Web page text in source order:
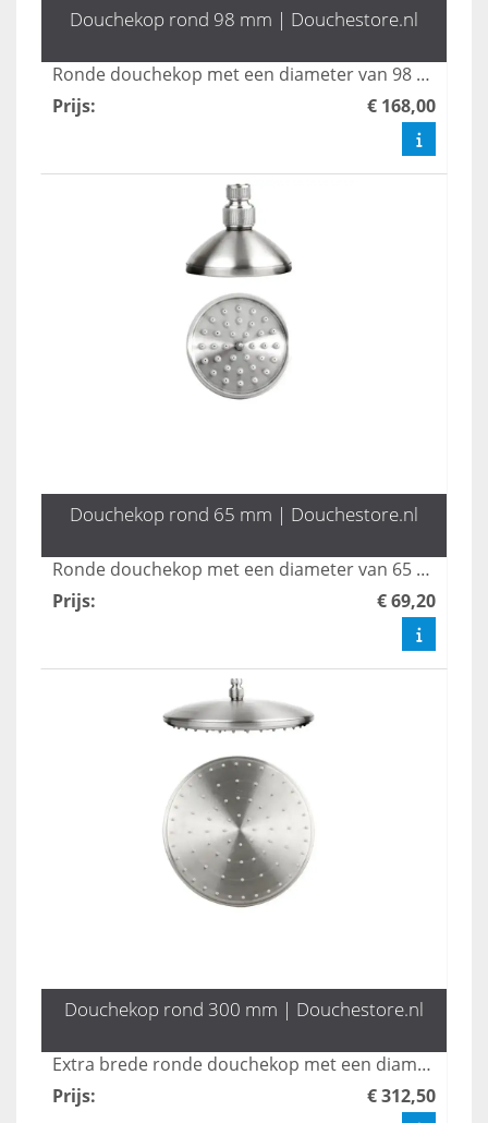
Douchekop rond 98 mm | Douchestore.nl
Ronde douchekop met een diameter van 98 mm. Van rvs 304.
Prijs: € 168,00
Douchekop rond 65 mm | Douchestore.nl
Ronde douchekop met een diameter van 65 mm. Van rvs 304. Maak uw keuze uit een douchearm en douchekraan en stel zo uw eigen doucheset voor uw tuindouche of badkamer samen.
Prijs: € 69,20
Douchekop rond 300 mm | Douchestore.nl
Extra brede ronde douchekop met een diameter van 300 mm. Van rvs 304.
Prijs: € 312,50